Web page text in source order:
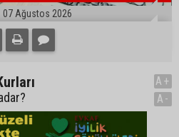
07 Ağustos 2026
A+
A-